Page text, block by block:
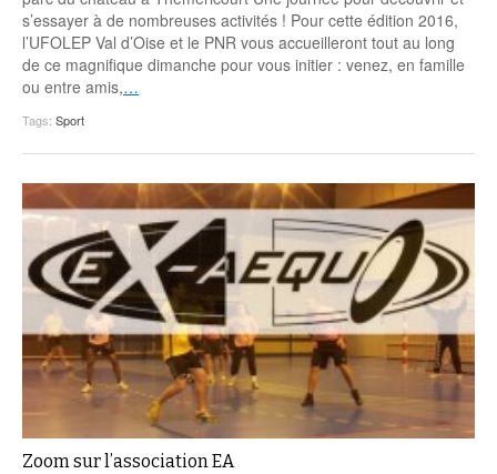
Malle pédagogique « Parcours d’exils
d’hier et d’aujourd’hui »
Espace bénévoles
Story play’r
La ligue 95 et Recyclivre
Education aux médias
Les veilleurs de l’info
Education verte
Formation Eco-délégué.es
Actualité Ecole
… Formations BAFD
Pour s’inscrire
Actualités loisirs
s’essayer à de nombreuses activités ! Pour cette édition 2016,
l’UFOLEP Val d’Oise et le PNR vous accueilleront tout au long
de ce magnifique dimanche pour vous initier : venez, en famille
ou entre amis,…
Tags: Sport
Zoom sur l’association EA